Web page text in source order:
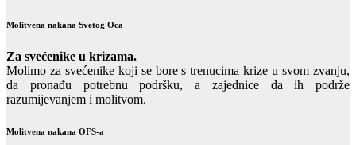
Molitvena nakana Svetog Oca
Za svećenike u krizama.
Molimo za svećenike koji se bore s trenucima krize u svom zvanju,
da pronađu potrebnu podršku, a zajednice da ih podrže
razumijevanjem i molitvom.
Molitvena nakana OFS-a